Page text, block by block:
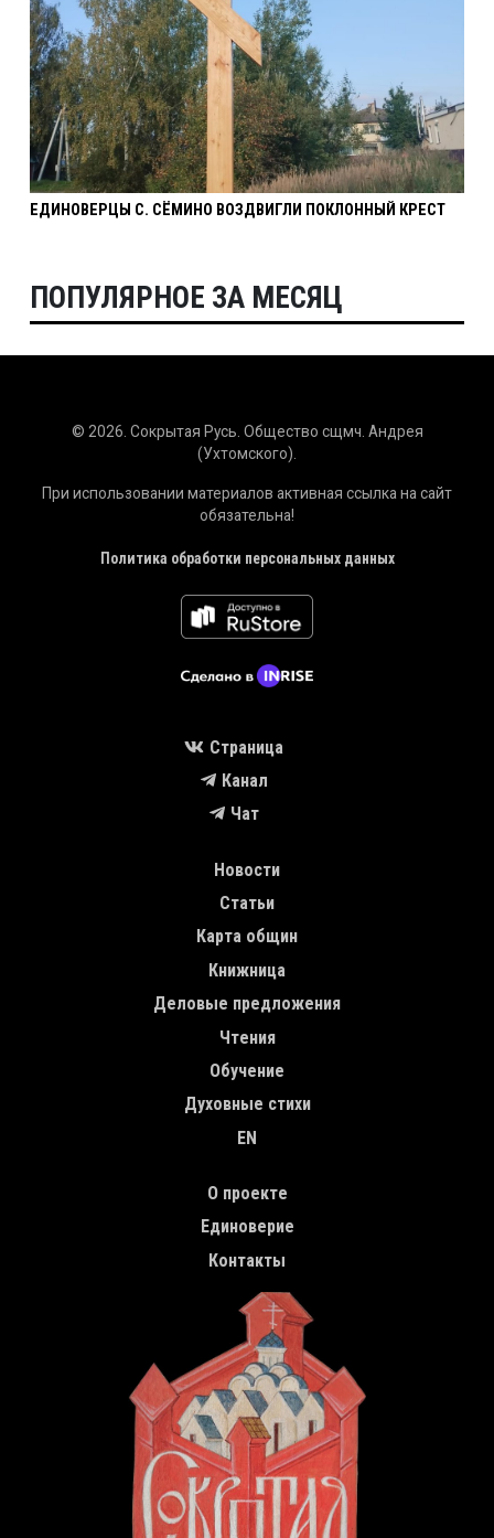
ЕДИНОВЕРЦЫ С. СЁМИНО ВОЗДВИГЛИ ПОКЛОННЫЙ КРЕСТ
ПОПУЛЯРНОЕ ЗА МЕСЯЦ
© 2026. Сокрытая Русь. Общество сщмч. Андрея
(Ухтомского).
При использовании материалов активная ссылка на сайт
обязательна!
Политика обработки персональных данных
Страница
Канал
Чат
Новости
Статьи
Карта общин
Книжница
Деловые предложения
Чтения
Обучение
Духовные стихи
EN
О проекте
Единоверие
Контакты